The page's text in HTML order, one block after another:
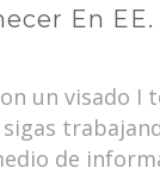
En EE.
un visado I
de